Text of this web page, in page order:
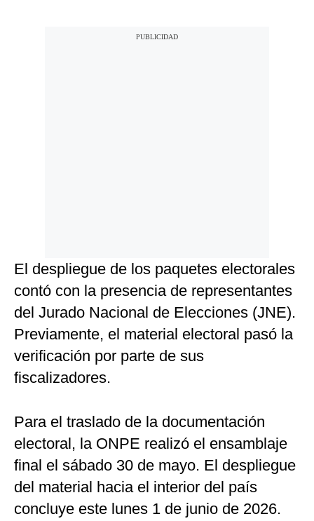
El despliegue de los paquetes electorales
contó con la presencia de representantes
del Jurado Nacional de Elecciones (JNE).
Previamente, el material electoral pasó la
verificación por parte de sus
fiscalizadores.
Para el traslado de la documentación
electoral, la ONPE realizó el ensamblaje
final el sábado 30 de mayo. El despliegue
del material hacia el interior del país
concluye este lunes 1 de junio de 2026.